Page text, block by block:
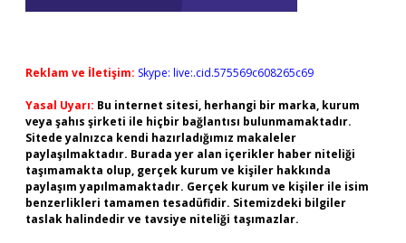
Reklam ve İletişim: Skype: live:.cid.575569c608265c69
Yasal Uyarı: Bu internet sitesi, herhangi bir marka, kurum
veya şahıs şirketi ile hiçbir bağlantısı bulunmamaktadır.
Sitede yalnızca kendi hazırladığımız makaleler
paylaşılmaktadır. Burada yer alan içerikler haber niteliği
taşımamakta olup, gerçek kurum ve kişiler hakkında
paylaşım yapılmamaktadır. Gerçek kurum ve kişiler ile isim
benzerlikleri tamamen tesadüfidir. Sitemizdeki bilgiler
taslak halindedir ve tavsiye niteliği taşımazlar.